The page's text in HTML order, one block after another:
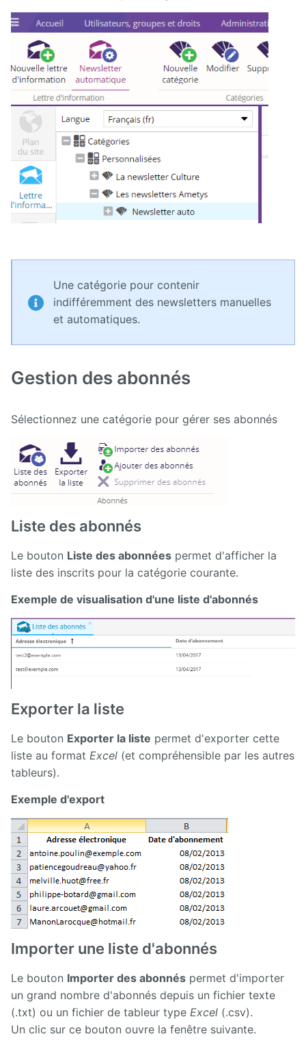
Une catégorie pour contenir
indifféremment des newsletters manuelles
et automatiques.
Gestion des abonnés
Sélectionnez une catégorie pour gérer ses abonnés
Liste des abonnés
Le bouton Liste des abonnées permet d'afficher la
liste des inscrits pour la catégorie courante.
Exemple de visualisation d'une liste d'abonnés
Exporter la liste
Le bouton Exporter la liste permet d'exporter cette
liste au format Excel (et compréhensible par les autres
tableurs).
Exemple d'export
Importer une liste d'abonnés
Le bouton Importer des abonnés permet d'importer
un grand nombre d'abonnés depuis un fichier texte
(.txt) ou un fichier de tableur type Excel (.csv).
Un clic sur ce bouton ouvre la fenêtre suivante.